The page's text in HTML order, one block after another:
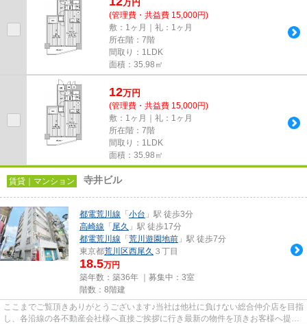
万円
(管理費・共益費 15,000円)
敷：1ヶ月｜礼：1ヶ月
所在階：7階
間取り：1LDK
面積：35.98㎡
12万円
(管理費・共益費 15,000円)
敷：1ヶ月｜礼：1ヶ月
所在階：7階
間取り：1LDK
面積：35.98㎡
賃貸｜マンション 寺井ビル
都電荒川線 「 小台 」駅 徒歩3分
高崎線 「 尾久 」駅 徒歩17分
都電荒川線 「 荒川遊園地前 」駅 徒歩7分
東京都荒川区西尾久 ３丁目
18.5万円
築年数：築36年 ｜募集中： 3室
階数：8階建
ここまでご覧頂きありがとうございます♪当社は他社に負けない総合仲介店を目指
し、各沿線の各不動産会社様へ直接ご挨拶に行き最新の物件を頂きお客様へ提供